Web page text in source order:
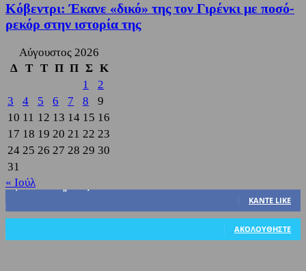
Κόβεντρι: Έκανε «δικό» της τον Γιρένκι με ποσό-
ρεκόρ στην ιστορία της
Αύγουστος 2026
Δ
Τ Τ Π Π Σ Κ
1
2
3
4 5 6 7 8
9
10 11 12 13 14 15 16
17 18 19 20 21 22 23
24 25 26 27 28 29 30
31
« Ιούλ
3,822
ΚΆΝΤΕ LIKE
ΑΚΟΛΟΥΘΉΣΤΕ